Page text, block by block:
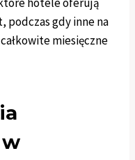
podczas gdy inne na
miesięczne